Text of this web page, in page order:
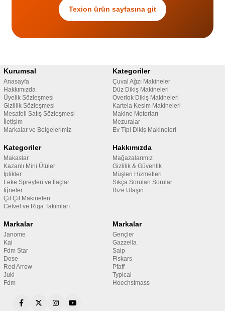
Texion ürün sayfasına git
Kurumsal
Anasayfa
Hakkımızda
Üyelik Sözleşmesi
Gizlilik Sözleşmesi
Mesafeli Satış Sözleşmesi
İletişim
Markalar ve Belgelerimiz
Kategoriler
Çuval Ağzı Makineler
Düz Dikiş Makineleri
Overlok Dikiş Makineleri
Kartela Kesim Makineleri
Makine Motorları
Mezuralar
Ev Tipi Dikiş Makineleri
Kategoriler
Makaslar
Kazanlı Mini Ütüler
İplikler
Leke Spreyleri ve İlaçlar
İğneler
Çıt Çıt Makineleri
Cetvel ve Riga Takımları
Hakkımızda
Mağazalarımız
Gizlilik & Güvenlik
Müşteri Hizmetleri
Sıkça Sorulan Sorular
Bize Ulaşın
Markalar
Janome
Kai
Fdm Star
Dose
Red Arrow
Juki
Fdm
Markalar
Gençler
Gazzella
Saip
Fiskars
Pfaff
Typical
Hoechstmass